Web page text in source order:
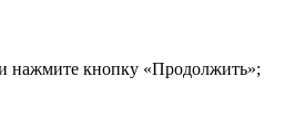
и нажмите кнопку «Продолжить»;